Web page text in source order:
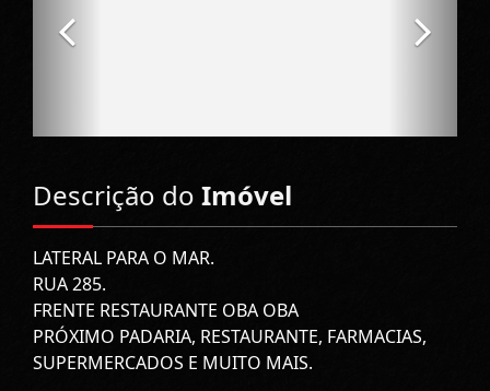
Descrição do Imóvel
LATERAL PARA O MAR.
RUA 285.
FRENTE RESTAURANTE OBA OBA
PRÓXIMO PADARIA, RESTAURANTE, FARMACIAS,
SUPERMERCADOS E MUITO MAIS.